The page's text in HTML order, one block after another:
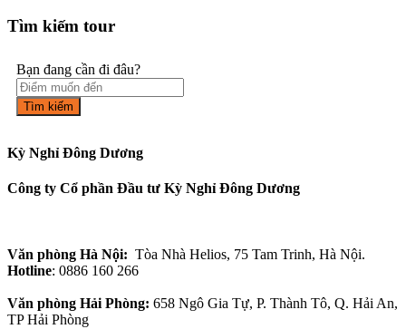
Tìm kiếm tour
Bạn đang cần đi đâu?
Tìm kiếm
Kỳ Nghỉ Đông Dương
Công ty Cổ phần Đầu tư Kỳ Nghỉ Đông Dương
Văn phòng Hà Nội: Tòa Nhà Helios, 75 Tam Trinh, Hà Nội.
Hotline: 0886 160 266
Văn phòng Hải Phòng: 658 Ngô Gia Tự, P. Thành Tô, Q. Hải An,
TP Hải Phòng